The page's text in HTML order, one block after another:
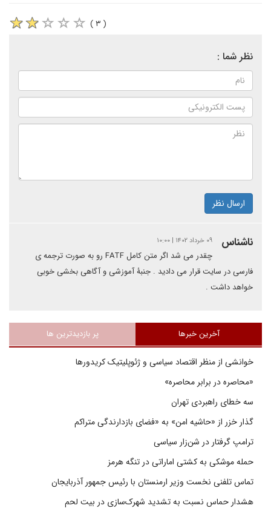
( ۳ )
نظر شما :
ارسال نظر
ناشناس ۰۹ خرداد ۱۴۰۲ | ۱۰:۰۰
چقدر می شد اگر متن کامل FATF رو به صورت ترجمه ی
فارسی در سایت قرار می دادید . جنبۀ آموزشی و آگاهی بخشی خوبی
خواهد داشت .
آخرین خبرها پر بازدیدترین ها
خوانشی از منظر اقتصاد سیاسی و ژئوپلیتیک کریدورها
«محاصره در برابر محاصره»
سه خطای راهبردی تهران
گذار خزر از «حاشیه امن» به «فضای بازدارندگی متراکم
ترامپ گرفتار در شن‌زار سیاسی
حمله موشکی به کشتی اماراتی در تنگه هرمز
تماس تلفنی نخست وزیر ارمنستان با رئیس جمهور آذربایجان
هشدار حماس نسبت به تشدید شهرک‌سازی در بیت‌ لحم